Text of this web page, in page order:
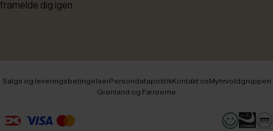
framelde dig igen.
Salgs og leveringsbetingelserPersondatapolitikKontakt os Myhrvoldgruppen
Grønland og Færøerne